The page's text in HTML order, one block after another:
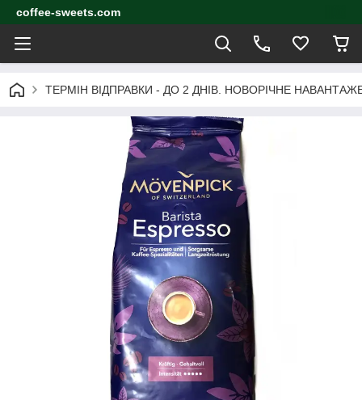
coffee-sweets.com
ТЕРМІН ВІДПРАВКИ - ДО 2 ДНІВ. НОВОРІЧНЕ